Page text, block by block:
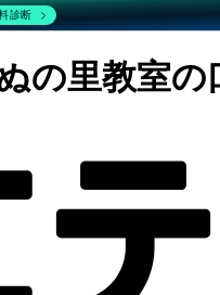
の里教室
診断